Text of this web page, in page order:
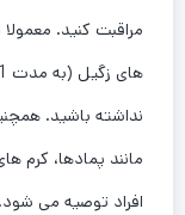
مراقبت کنید.
نداشته باشید.
مانند پمادها، کرم
افراد توصیه می